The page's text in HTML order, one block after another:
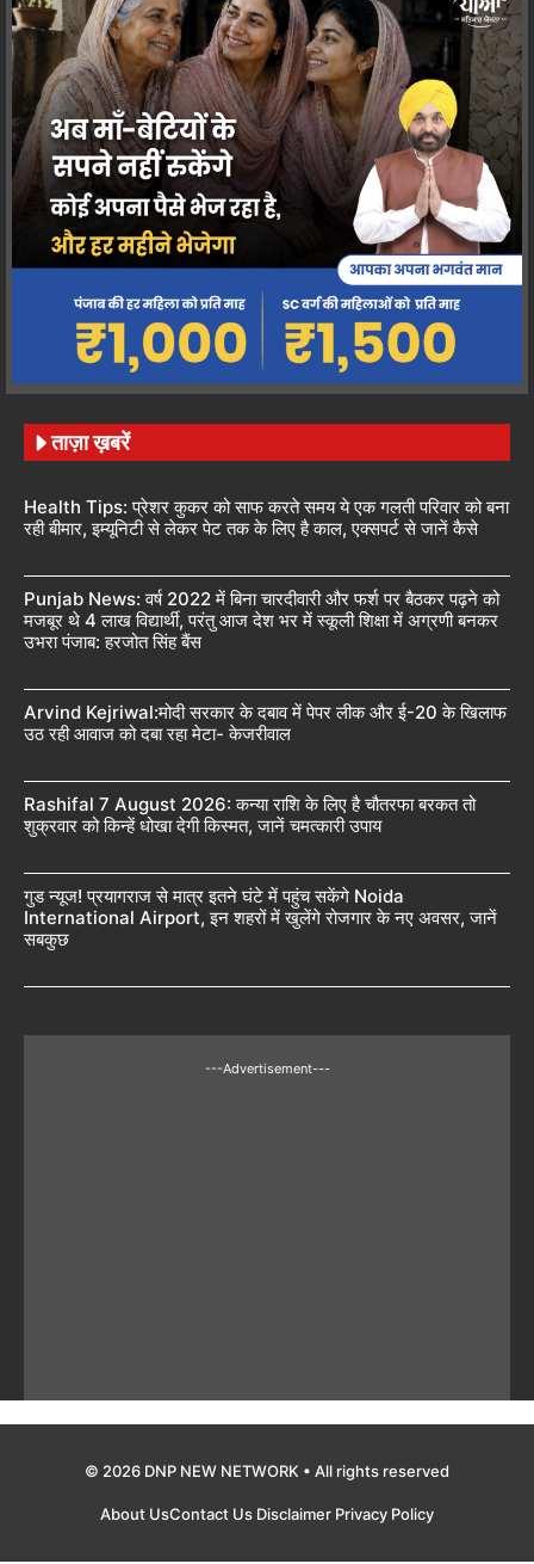
ताज़ा ख़बरें
Health Tips: प्रेशर कुकर को साफ करते समय ये एक गलती परिवार को बना
रही बीमार, इम्यूनिटी से लेकर पेट तक के लिए है काल, एक्सपर्ट से जानें कैसे
Punjab News: वर्ष 2022 में बिना चारदीवारी और फर्श पर बैठकर पढ़ने को
मजबूर थे 4 लाख विद्यार्थी, परंतु आज देश भर में स्कूली शिक्षा में अग्रणी बनकर
उभरा पंजाब: हरजोत सिंह बैंस
Arvind Kejriwal:मोदी सरकार के दबाव में पेपर लीक और ई-20 के खिलाफ
उठ रही आवाज को दबा रहा मेटा- केजरीवाल
Rashifal 7 August 2026: कन्या राशि के लिए है चौतरफा बरकत तो
शुक्रवार को किन्हें धोखा देगी किस्मत, जानें चमत्कारी उपाय
गुड न्यूज! प्रयागराज से मात्र इतने घंटे में पहुंच सकेंगे Noida
International Airport, इन शहरों में खुलेंगे रोजगार के नए अवसर, जानें
सबकुछ
---Advertisement---
© 2026 DNP NEW NETWORK • All rights reserved
About UsContact Us Disclaimer Privacy Policy